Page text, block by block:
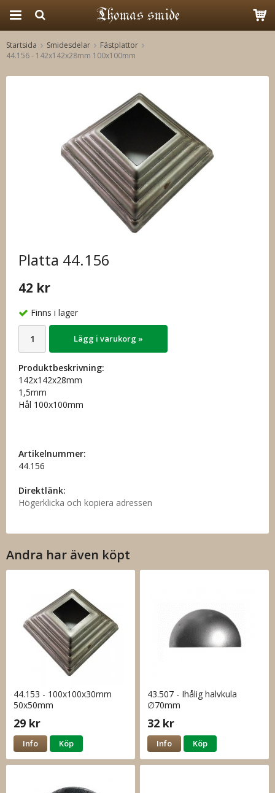
Produkten har blivit tillagd i varukorgen
Startsida Smidesdelar
Fästplattor
44.156 - 142x142x28mm 100x100mm
Platta 44.156
42 kr
Finns i lager
Lägg i varukorg »
Produktbeskrivning:
142x142x28mm
1,5mm
Hål 100x100mm
Artikelnummer:
44.156
Direktlänk:
Högerklicka och kopiera adressen
Andra har även köpt
44.153 - 100x100x30mm
50x50mm
29 kr
Info Köp
43.507 - Ihålig halvkula
∅70mm
32 kr
Info Köp